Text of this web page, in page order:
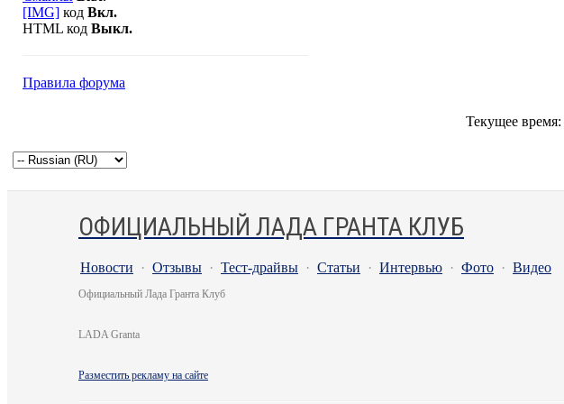
[IMG] код Вкл.
HTML код Выкл.
Правила форума
Текущее время:
ОФИЦИАЛЬНЫЙ ЛАДА ГРАНТА КЛУБ
Новости · Отзывы · Тест-драйвы · Статьи · Интервью · Фото · Видео
Официальный Лада Гранта Клуб
LADA Granta
Разместить рекламу на сайте